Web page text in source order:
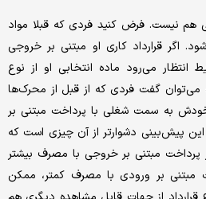
هم نیست. فرض کنید فردی که قبلا مواد
اگر قرارداد کاری او مبتنی بر خروجی
انتظار می‌رود ماده انتخابی او از نوع
می‌توان گفت فردی که از قبل از محرک‌ها
به سمت شغلی با پرداخت مبتنی بر
پیش‌بینی دشوارتر از آن چیزی است که
پرداخت مبتنی بر خروجی با مصرف بیشتر
مبتنی بر ورودی با مصرف کمتر، ممکن